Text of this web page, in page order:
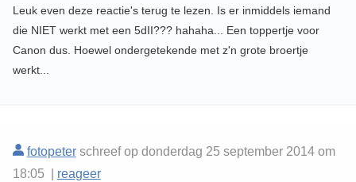
Leuk even deze reactie's terug te lezen. Is er inmiddels iemand
die NIET werkt met een 5dII??? hahaha... Een toppertje voor
Canon dus. Hoewel ondergetekende met z'n grote broertje
werkt...
fotopeterschreef op donderdag 25 september 2014 om
18:05 | reageer